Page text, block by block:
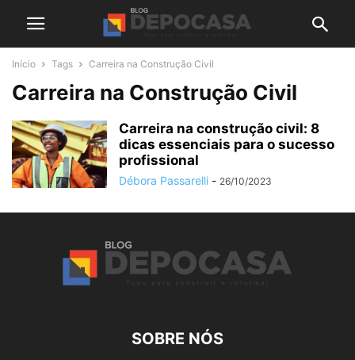
Início Tags Carreira na Construção Civil
Carreira na Construção Civil
Carreira na construção civil: 8
dicas essenciais para o sucesso
profissional
Débora Passarelli - 26/10/2023
SOBRE NÓS